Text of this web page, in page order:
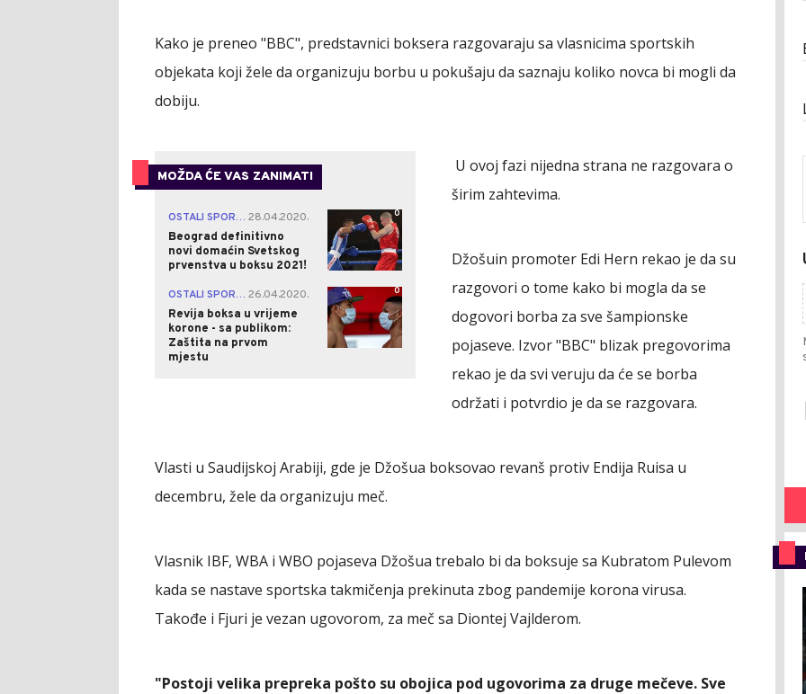
Kako je preneo "BBC", predstavnici boksera razgovaraju sa vlasnicima sportskih
objekata koji žele da organizuju borbu u pokušaju da saznaju koliko novca bi mogli da
dobiju.
MOŽDA ĆE VAS ZANIMATI
OSTALI SPORTOVI 28.04.2020.
Beograd definitivno
novi domaćin Svetskog
prvenstva u boksu 2021!
0
OSTALI SPORTOVI 26.04.2020.
Revija boksa u vrijeme
korone - sa publikom:
Zaštita na prvom
mjestu
0
U ovoj fazi nijedna strana ne razgovara o
širim zahtevima.
Džošuin promoter Edi Hern rekao je da su
razgovori o tome kako bi mogla da se
dogovori borba za sve šampionske
pojaseve. Izvor "BBC" blizak pregovorima
rekao je da svi veruju da će se borba
održati i potvrdio je da se razgovara.
Vlasti u Saudijskoj Arabiji, gde je Džošua boksovao revanš protiv Endija Ruisa u
decembru, žele da organizuju meč.
Vlasnik IBF, WBA i WBO pojaseva Džošua trebalo bi da boksuje sa Kubratom Pulevom
kada se nastave sportska takmičenja prekinuta zbog pandemije korona virusa.
Takođe i Fjuri je vezan ugovorom, za meč sa Diontej Vajlderom.
"Postoji velika prepreka pošto su obojica pod ugovorima za druge mečeve. Sve